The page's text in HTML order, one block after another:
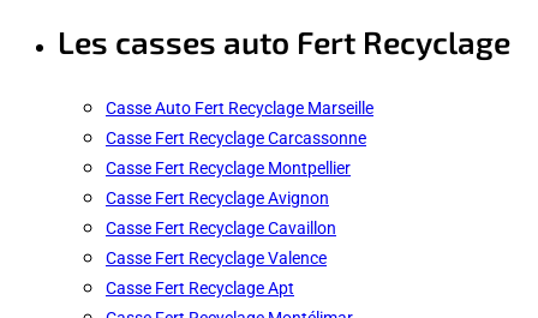
Les casses auto Fert Recyclage
Casse Auto Fert Recyclage Marseille
Casse Fert Recyclage Carcassonne
Casse Fert Recyclage Montpellier
Casse Fert Recyclage Avignon
Casse Fert Recyclage Cavaillon
Casse Fert Recyclage Valence
Casse Fert Recyclage Apt